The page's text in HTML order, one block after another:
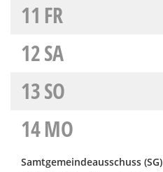
11 FR
12SA
13SO
14MO
Samtgemeindeausschuss (SG)